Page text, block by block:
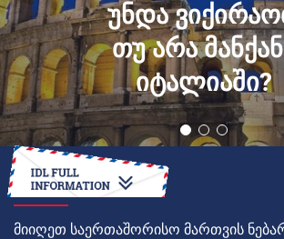
უნდა
თუ არა
იტალიაში?
ᲠᲝᲒᲝᲠ
მიიღეთ საერთაშორისო მართვის